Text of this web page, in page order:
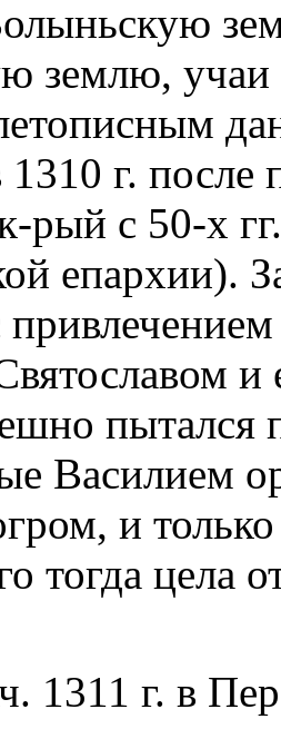
землю,
1310 г. после
рый с 50-х
епархии).
и
пытался
Василием
и
тогда цела
1311 г. в